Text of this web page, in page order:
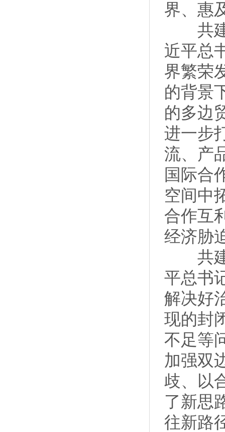
界、惠
共建“
近平总
界繁荣
的背景
的多边
进一步
流、产
国际合
空间中
合作互
经济胁
共建“
平总书
解决好
现的封
不足等
加强双
歧、以
了新思
往新路